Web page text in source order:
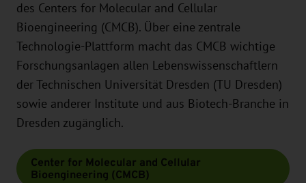
des Centers for Molecular and Cellular
Bioengineering (CMCB). Über eine zentrale
Technologie-Plattform macht das CMCB wichtige
Forschungsanlagen allen Lebenswissenschaftlern
der Technischen Universität Dresden (TU Dresden)
sowie anderer Institute und aus Biotech-Branche in
Dresden zugänglich.
Center for Molecular and Cellular
Bioengineering (CMCB)